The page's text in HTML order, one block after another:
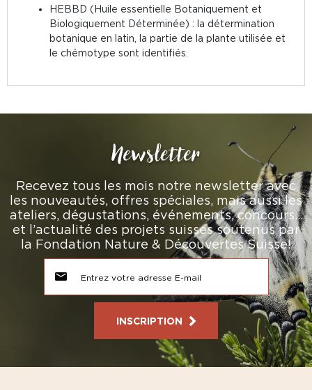
HEBBD (Huile essentielle Botaniquement et
Biologiquement Déterminée) : la détermination
botanique en latin, la partie de la plante utilisée et
le chémotype sont identifiés.
Newsletter
Recevez tous les mois notre newsletter avec
les nouveautés, offres spéciales, mais aussi les
ateliers, dégustations, événements, concours…
et l’actualité des projets suisses soutenus par
la Fondation Nature & Découvertes Suisse!
INSCRIPTION